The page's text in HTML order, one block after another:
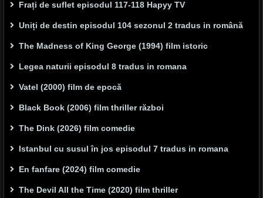
Frați de suflet episodul 117-118 Hapyy TV
Uniți de destin episodul 104 sezonul 2 tradus in română
The Madness of King George (1994) film istoric
Legea naturii episodul 8 tradus in romana
Vatel (2000) film de epocă
Black Book (2006) film thriller război
The Dink (2026) film comedie
Istanbul cu susul în jos episodul 7 tradus in romana
En fanfare (2024) film comedie
The Devil All the Time (2020) film thriller